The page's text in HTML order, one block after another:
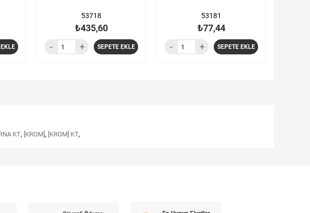
53718
₺435,60
SEPETE EKLE
53181
₺77,44
SEPETE EKLE
KT, [KROM] , [KROM] KT,